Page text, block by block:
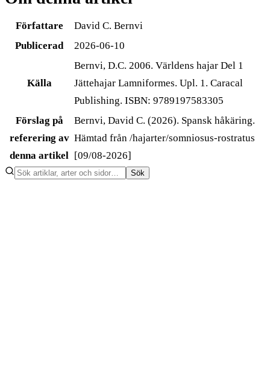
Författare
David C. Bernvi
Publicerad
2026-06-10
Källa
Bernvi, D.C. 2006. Världens hajar Del 1
Jättehajar Lamniformes. Upl. 1. Caracal
Publishing. ISBN: 9789197583305
Förslag på
referering av
denna artikel
Bernvi, David C. (2026). Spansk håkäring.
Hämtad från /hajarter/somniosus-rostratus
[09/08-2026]
Sök